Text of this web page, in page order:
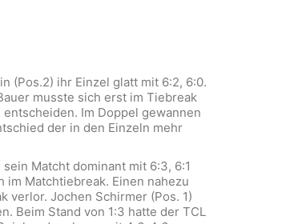
(Pos.2) ihr Einzel glatt mit 6:2, 6:0.
musste sich erst im Tiebreak
Im Doppel gewannen
der in den Einzeln mehr
Matcht dominant mit 6:3, 6:1
Matchtiebreak. Einen nahezu
verlor. Jochen Schirmer (Pos. 1)
Beim Stand von 1:3 hatte der TCL